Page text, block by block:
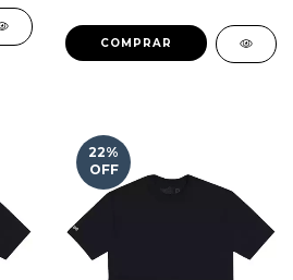
COMPRAR
22%
OFF